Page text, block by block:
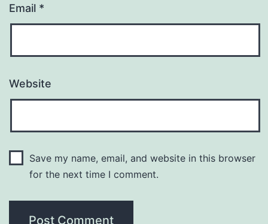
Email *
Website
Save my name, email, and website in this browser
for the next time I comment.